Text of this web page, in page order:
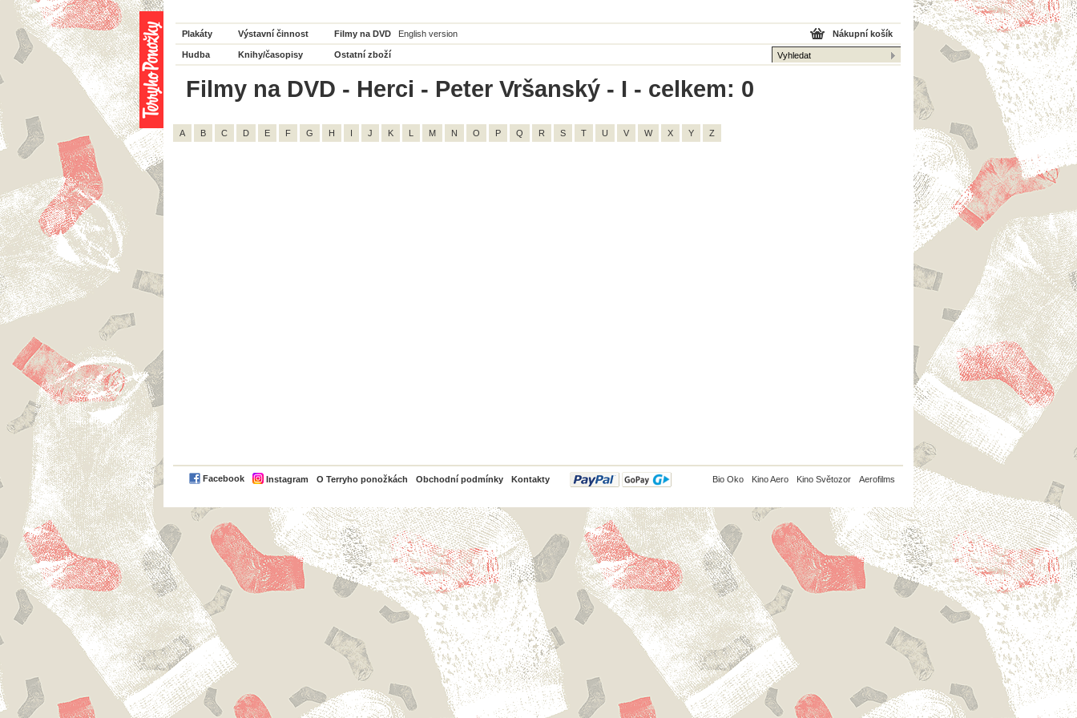
Plakáty Výstavní činnost Filmy na DVD English version
Hudba Knihy/časopisy Ostatní zboží
Nákupní košík
Filmy na DVD - Herci - Peter Vršanský - I - celkem: 0
A B C D E F G H I J K L M N O P Q R S T U V W X Y Z
Facebook Instagram O Terryho ponožkách Obchodní podmínky Kontakty
PayPal Bio Oko Kino Aero Kino Světozor Aerofilms